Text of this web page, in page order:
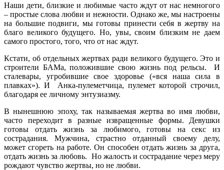
Наши дети, близкие и любимые часто ждут от нас немногого
– простые слова любви и нежности. Однако же, мы настроены
на большие подвиги, мы готовы принести себя в жертву на
благо великого будущего. Но, увы, своим близким не даем
самого простого, того, что от нас ждут.
Кстати, об отдельных жертвах ради великого будущего. Это и
строители БАМа, положившие свою жизнь под рельсы. И
сталевары, угробившие свое здоровье («вся наша сила в
плавках»). И Анка-пулеметчица, пулемет которой строчил,
благодаря ее личному энтузиазму.
В нынешнюю эпоху, так называемая жертва во имя любви,
часто переходит в разные извращенные формы. Девушки
готовы отдать жизнь за любимого, готовы на секс из
сострадания. Мужчина, страстно отданный своему делу,
может сгореть на работе. Он способен отдать жизнь за друга,
отдать жизнь за любовь. Но жалость и сострадание через меру
рождают чувство жертвы, но не любви.